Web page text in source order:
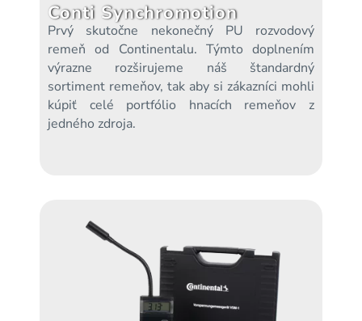
Conti Synchromotion
Prvý skutočne nekonečný PU rozvodový
remeň od Continentalu. Týmto doplnením
výrazne rozširujeme náš štandardný
sortiment remeňov, tak aby si zákazníci mohli
kúpiť celé portfólio hnacích remeňov z
jedného zdroja.